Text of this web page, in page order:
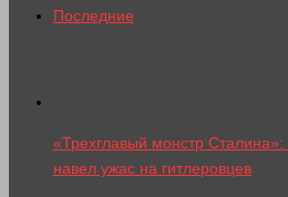
Последние
«Трехглавый монстр
навел ужас на гитлеровцев